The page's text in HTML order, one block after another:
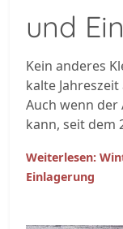
und
Kein anderes
kalte
Auch wenn der
kann, seit dem
Weiterlesen:
Einlagerung